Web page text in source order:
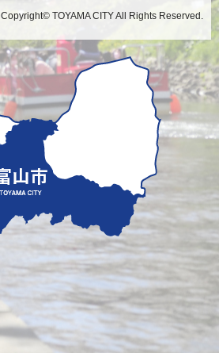
Copyright© TOYAMA CITY All Rights Reserved.